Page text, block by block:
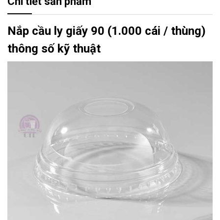
Nắp cầu ly giấy 90 (1.000 cái / thùng)
thông số kỹ thuật